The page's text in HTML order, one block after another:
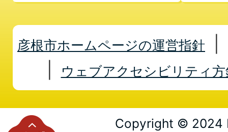
彦根市ホームページの運営指針
ウェブアクセシビリティ方
Copyright © 2024